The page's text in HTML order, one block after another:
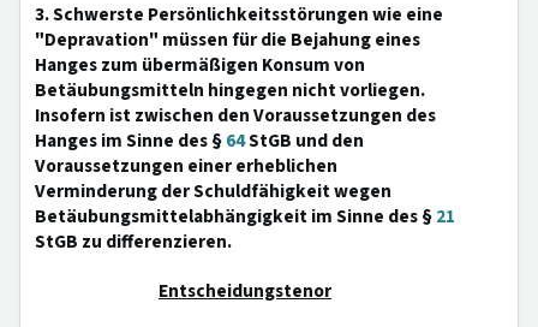
3. Schwerste Persönlichkeitsstörungen wie eine
"Depravation" müssen für die Bejahung eines
Hanges zum übermäßigen Konsum von
Betäubungsmitteln hingegen nicht vorliegen.
Insofern ist zwischen den Voraussetzungen des
Hanges im Sinne des §64StGB und den
Voraussetzungen einer erheblichen
Verminderung der Schuldfähigkeit wegen
Betäubungsmittelabhängigkeit im Sinne des §21
StGB zu differenzieren.
Entscheidungstenor